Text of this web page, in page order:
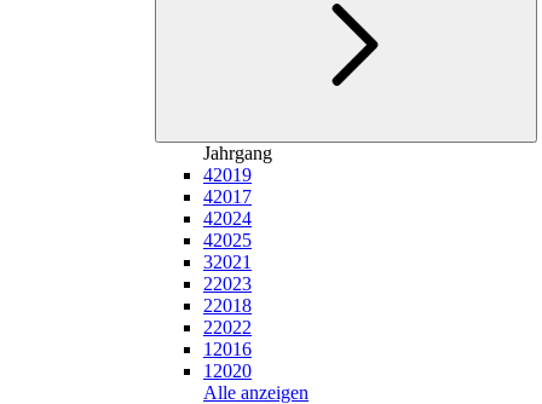
Jahrgang
42019
42017
42024
42025
32021
22023
22018
22022
1 2016
1 2020
Alle anzeigen